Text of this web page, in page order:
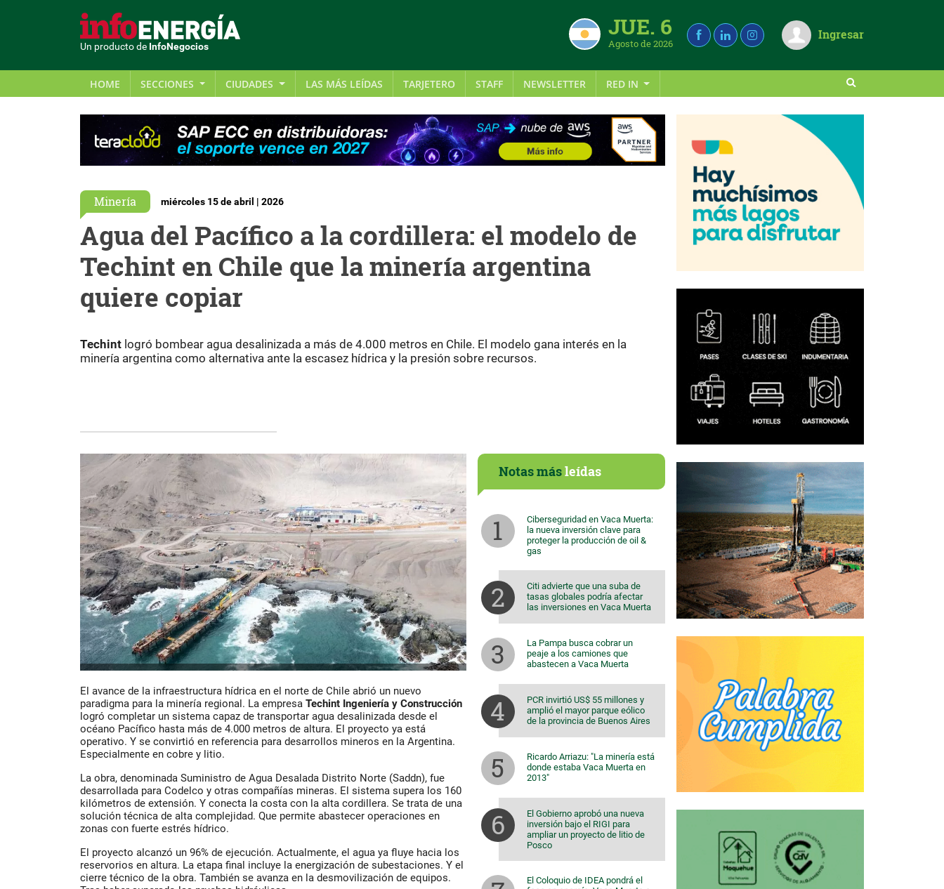
Un producto de InfoNegocios
JUE. 6
Agosto de 2026
Ingresar
HOME SECCIONES CIUDADES LAS MÁS LEÍDAS TARJETERO STAFF NEWSLETTER RED IN
Minería miércoles 15 de abril | 2026
Agua del Pacífico a la cordillera: el modelo de
Techint en Chile que la minería argentina
quiere copiar
Techint logró bombear agua desalinizada a más de 4.000 metros en Chile. El modelo gana interés en la
minería argentina como alternativa ante la escasez hídrica y la presión sobre recursos.
El avance de la infraestructura hídrica en el norte de Chile abrió un nuevo
paradigma para la minería regional. La empresa Techint Ingeniería y Construcción
logró completar un sistema capaz de transportar agua desalinizada desde el
océano Pacífico hasta más de 4.000 metros de altura. El proyecto ya está
operativo. Y se convirtió en referencia para desarrollos mineros en la Argentina.
Especialmente en cobre y litio.
La obra, denominada Suministro de Agua Desalada Distrito Norte (Saddn), fue
desarrollada para Codelco y otras compañías mineras. El sistema supera los 160
kilómetros de extensión. Y conecta la costa con la alta cordillera. Se trata de una
solución técnica de alta complejidad. Que permite abastecer operaciones en
zonas con fuerte estrés hídrico.
El proyecto alcanzó un 96% de ejecución. Actualmente, el agua ya fluye hacia los
reservorios en altura. La etapa final incluye la energización de subestaciones. Y el
cierre técnico de la obra. También se avanza en la desmovilización de equipos.
Notas másleídas
Ciberseguridad en Vaca Muerta:
la nueva inversión clave para
proteger la producción de oil &
gas
Citi advierte que una suba de
tasas globales podría afectar
las inversiones en Vaca Muerta
La Pampa busca cobrar un
peaje a los camiones que
abastecen a Vaca Muerta
PCR invirtió US$ 55 millones y
amplió el mayor parque eólico
de la provincia de Buenos Aires
Ricardo Arriazu: "La minería está
donde estaba Vaca Muerta en
2013"
El Gobierno aprobó una nueva
inversión bajo el RIGI para
ampliar un proyecto de litio de
Posco
El Coloquio de IDEA pondrá el